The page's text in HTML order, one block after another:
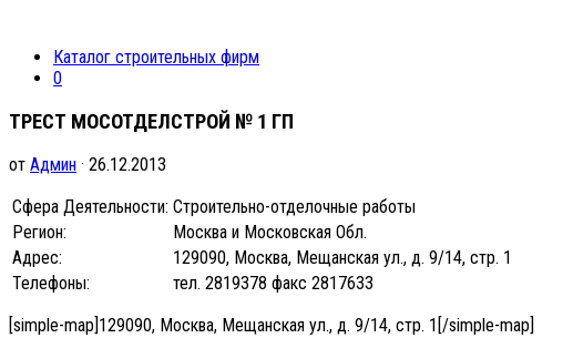
Каталог строительных фирм
0
ТРЕСТ МОСОТДЕЛСТРОЙ № 1 ГП
от Админ · 26.12.2013
Сфера Деятельности: Строительно-отделочные работы
Регион:
Москва и Московская Обл.
Адрес:
129090, Москва, Мещанская ул., д. 9/14, стр. 1
Телефоны:
тел. 2819378 факс 2817633
[simple-map]129090, Москва, Мещанская ул., д. 9/14, стр. 1[/simple-map]